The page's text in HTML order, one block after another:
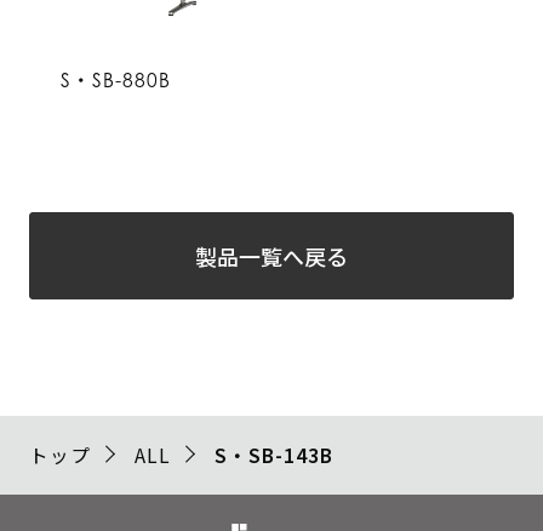
S・SB-880B
製品一覧へ戻る
トップ ALL S・SB-143B